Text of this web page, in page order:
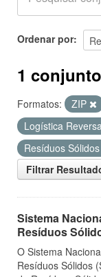
Ordenar por
1
Formatos: ZIP
Logística
Resíduos Sólidos
Filtrar
Sistema
Resíduos
O Sistema
Resíduos Sólidos